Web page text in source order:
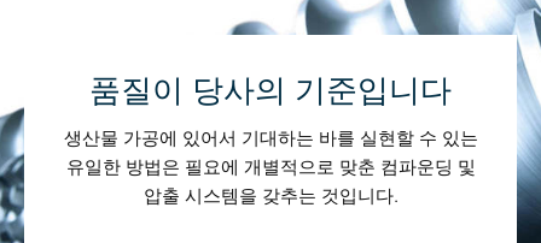
품질이 당사의 기준입니다
생산물 가공에 있어서 기대하는 바를 실현할 수 있는
유일한 방법은 필요에 개별적으로 맞춘 컴파운딩 및
압출 시스템을 갖추는 것입니다.